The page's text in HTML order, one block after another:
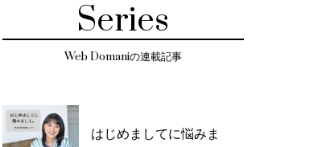
Series
Web Domaniの連載記事
はじめましてに悩みま